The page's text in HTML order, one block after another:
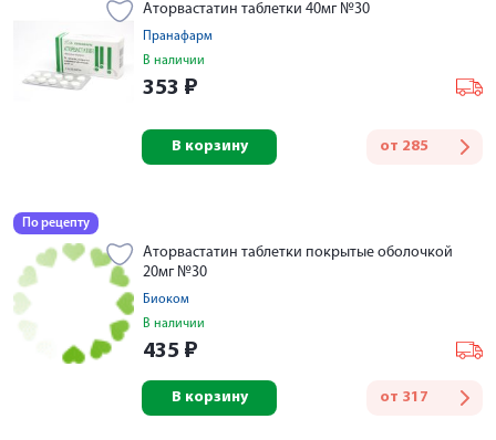
Аторвастатин таблетки 40мг №30
Пранафарм
В наличии
353 ₽
от 285
В корзину
По рецепту
Аторвастатин таблетки покрытые оболочкой
20мг №30
Биоком
В наличии
435 ₽
от 317
В корзину